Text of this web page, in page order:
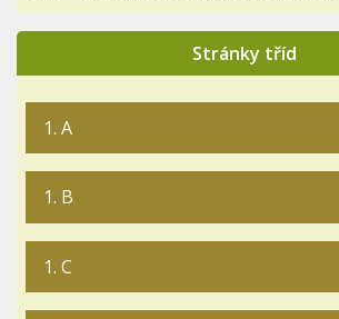
Stránky tříd
1. A
1. B
1. C